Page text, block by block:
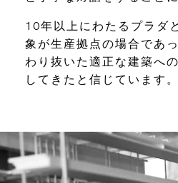
10年以上にわたるプラダ
象が生産拠点の場合であ
わり抜いた適正な建築へ
してきたと信じています。